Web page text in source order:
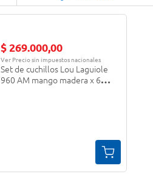
$ 269.000,00
Ver Precio sin impuestos nacionales
Set de cuchillos Lou Laguiole
960 AM mango madera x 6